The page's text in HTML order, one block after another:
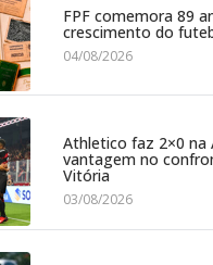
FPF comemora 89
crescimento do
04/08/2026
Athletico faz 2×0 na
vantagem no
Vitória
03/08/2026